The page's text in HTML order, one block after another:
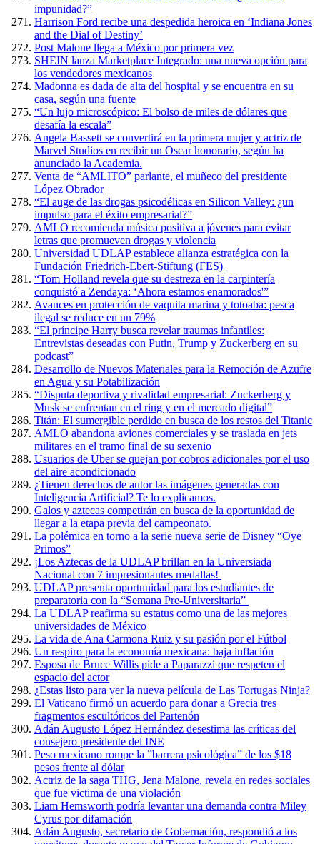
impunidad?”
Harrison Ford recibe una despedida heroica en ‘Indiana Jones
and the Dial of Destiny’
Post Malone llega a México por primera vez
SHEIN lanza Marketplace Integrado: una nueva opción para
los vendedores mexicanos
Madonna es dada de alta del hospital y se encuentra en su
casa, según una fuente
“Un lujo microscópico: El bolso de miles de dólares que
desafía la escala”
Angela Bassett se convertirá en la primera mujer y actriz de
Marvel Studios en recibir un Oscar honorario, según ha
anunciado la Academia.
Venta de “AMLITO” parlante, el muñeco del presidente
López Obrador
“El auge de las drogas psicodélicas en Silicon Valley: ¿un
impulso para el éxito empresarial?”
AMLO recomienda música positiva a jóvenes para evitar
letras que promueven drogas y violencia
Universidad UDLAP establece alianza estratégica con la
Fundación Friedrich-Ebert-Stiftung (FES)
“Tom Holland revela que su destreza en la carpintería
conquistó a Zendaya: ‘Ahora estamos enamorados'”
Avances en protección de vaquita marina y totoaba: pesca
ilegal se reduce en un 79%
“El príncipe Harry busca revelar traumas infantiles:
Entrevistas deseadas con Putin, Trump y Zuckerberg en su
podcast”
Desarrollo de Nuevos Materiales para la Remoción de Azufre
en Agua y su Potabilización
“Disputa deportiva y rivalidad empresarial: Zuckerberg y
Musk se enfrentan en el ring y en el mercado digital”
Titán: El sumergible perdido en busca de los restos del Titanic
AMLO abandona aviones comerciales y se traslada en jets
militares en el tramo final de su sexenio
Usuarios de Uber se quejan por cobros adicionales por el uso
del aire acondicionado
¿Tienen derechos de autor las imágenes generadas con
Inteligencia Artificial? Te lo explicamos.
Galos y aztecas competirán en busca de la oportunidad de
llegar a la etapa previa del campeonato.
La polémica en torno a la serie nueva serie de Disney “Oye
Primos”
¡Los Aztecas de la UDLAP brillan en la Universiada
Nacional con 7 impresionantes medallas!
UDLAP presenta oportunidad para los estudiantes de
preparatoria con la “Semana Pre-Universitaria”
La UDLAP reafirma su estatus como una de las mejores
universidades de México
La vida de Ana Carmona Ruiz y su pasión por el Fútbol
Un respiro para la economía mexicana: baja inflación
Esposa de Bruce Willis pide a Paparazzi que respeten el
espacio del actor
¿Estas listo para ver la nueva película de Las Tortugas Ninja?
El Vaticano firmó un acuerdo para donar a Grecia tres
fragmentos escultóricos del Partenón
Adán Augusto López Hernández desestima las críticas del
consejero presidente del INE
Peso mexicano rompe la ”barrera psicológica” de los $18
pesos frente al dólar
Actriz de la saga THG, Jena Malone, revela en redes sociales
que fue victima de una violación
Liam Hemsworth podría levantar una demanda contra Miley
Cyrus por difamación
Adán Augusto, secretario de Gobernación, respondió a los